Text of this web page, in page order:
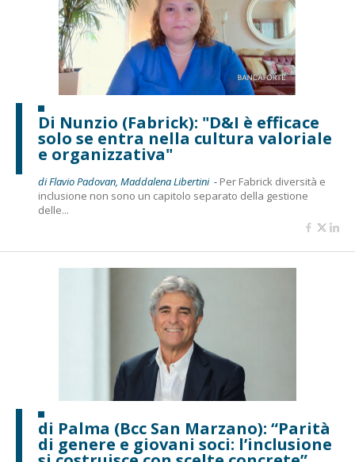
Di Nunzio (Fabrick): "D&I è efficace
solo se entra nella cultura valoriale
e organizzativa"
di Flavio Padovan, Maddalena Libertini - Per Fabrick diversità e
inclusione non sono un capitolo separato della gestione
delle...
di Palma (Bcc San Marzano): “Parità
di genere e giovani soci: l’inclusione